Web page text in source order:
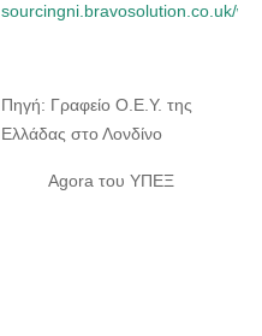
sourcingni.bravosolution.co.uk/
Πηγή: Γραφείο Ο.Ε.Υ. της
Ελλάδας στο Λονδίνο
Agora του ΥΠΕΞ